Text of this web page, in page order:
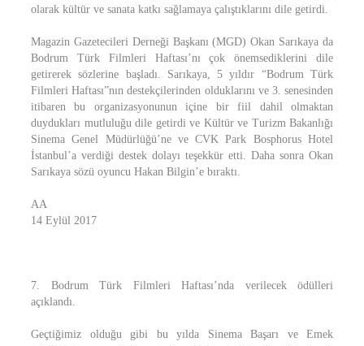
olarak kültür ve sanata katkı sağlamaya çalıştıklarını dile getirdi.
Magazin Gazetecileri Derneği Başkanı (MGD) Okan Sarıkaya da
Bodrum Türk Filmleri Haftası’nı çok önemsediklerini dile
getirerek sözlerine başladı. Sarıkaya, 5 yıldır “Bodrum Türk
Filmleri Haftası”nın destekçilerinden olduklarını ve 3. senesinden
itibaren bu organizasyonunun içine bir fiil dahil olmaktan
duydukları mutluluğu dile getirdi ve Kültür ve Turizm Bakanlığı
Sinema Genel Müdürlüğü’ne ve CVK Park Bosphorus Hotel
İstanbul’a verdiği destek dolayı teşekkür etti. Daha sonra Okan
Sarıkaya sözü oyuncu Hakan Bilgin’e bıraktı.
AA
14 Eylül 2017
7. Bodrum Türk Filmleri Haftası’nda verilecek ödülleri
açıklandı.
Geçtiğimiz olduğu gibi bu yılda Sinema Başarı ve Emek